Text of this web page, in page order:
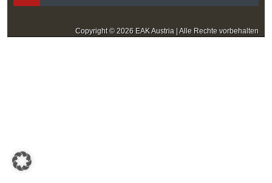
Copyright © 2026 EAK Austria | Alle Rechte vorbehalten